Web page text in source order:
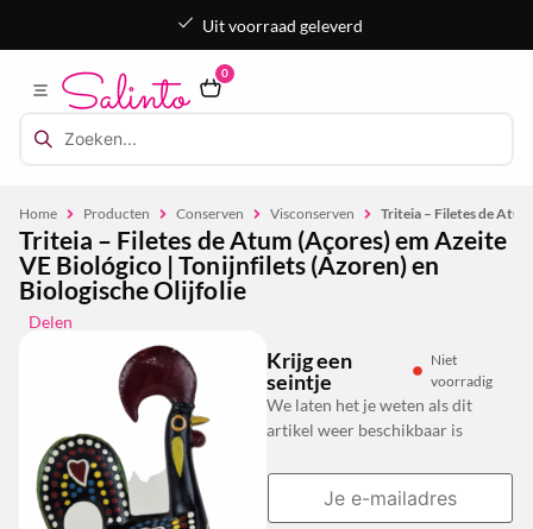
Uit voorraad geleverd
0
Home Producten Conserven Visconserven Triteia – Filetes de
Triteia – Filetes de Atum (Açores) em Azeite
VE Biológico | Tonijnfilets (Azoren) en
Biologische Olijfolie
Delen
Krijg een
seintje
Niet
voorradig
We laten het je weten als dit
artikel weer beschikbaar is